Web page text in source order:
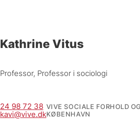
Kathrine Vitus
Professor, Professor i sociologi
24 98 72 38
kavi@vive.dk
VIVE SOCIALE FORHOLD
KØBENHAVN